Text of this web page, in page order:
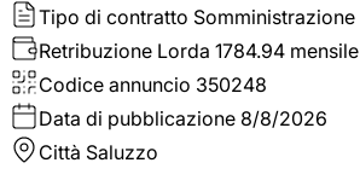
Tipo di contratto Somministrazione
Retribuzione Lorda 1784.94 mensile
Codice annuncio 350248
Data di pubblicazione 8/8/2026
Città Saluzzo